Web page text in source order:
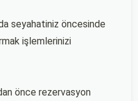
seyahatiniz öncesinde
işlemlerinizi
önce rezervasyon